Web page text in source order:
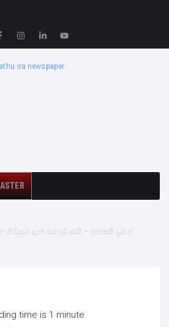
ගිවිසුම දැන් සම්පූර්ණයි – ජනපති ට්‍රම්ප්
time is 1 minute